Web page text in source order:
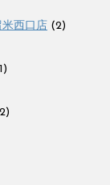
米西口店 (2)